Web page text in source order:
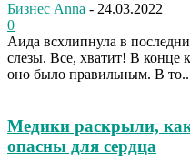
Бизнес Anna - 24.03.2022
0
Аида всхлипнула в
слезы. Все, хватит! В конце
оно было правильным. В
Медики раскрыли,
опасны для сердца